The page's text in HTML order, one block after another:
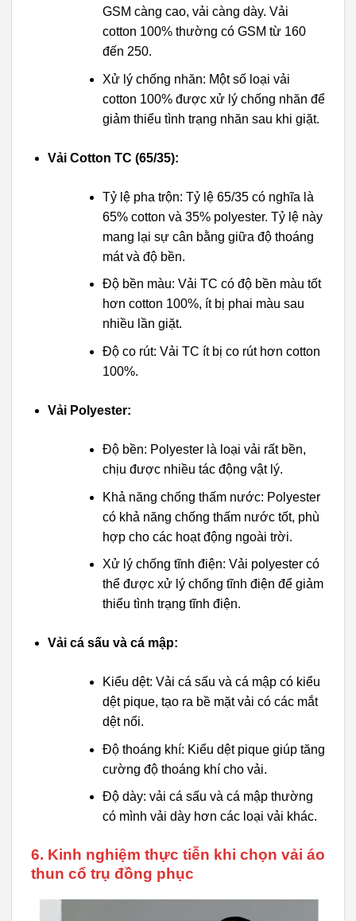
GSM càng cao, vải càng dày. Vải
cotton 100% thường có GSM từ 160
đến 250.
Xử lý chống nhăn: Một số loại vải
cotton 100% được xử lý chống nhăn để
giảm thiểu tình trạng nhăn sau khi giặt.
Vải Cotton TC (65/35):
Tỷ lệ pha trộn: Tỷ lệ 65/35 có nghĩa là
65% cotton và 35% polyester. Tỷ lệ này
mang lại sự cân bằng giữa độ thoáng
mát và độ bền.
Độ bền màu: Vải TC có độ bền màu tốt
hơn cotton 100%, ít bị phai màu sau
nhiều lần giặt.
Độ co rút: Vải TC ít bị co rút hơn cotton
100%.
Vải Polyester:
Độ bền: Polyester là loại vải rất bền,
chịu được nhiều tác động vật lý.
Khả năng chống thấm nước: Polyester
có khả năng chống thấm nước tốt, phù
hợp cho các hoạt động ngoài trời.
Xử lý chống tĩnh điện: Vải polyester có
thể được xử lý chống tĩnh điện để giảm
thiểu tình trạng tĩnh điện.
Vải cá sấu và cá mập:
Kiểu dệt: Vải cá sấu và cá mập có kiểu
dệt pique, tạo ra bề mặt vải có các mắt
dệt nổi.
Độ thoáng khí: Kiểu dệt pique giúp tăng
cường độ thoáng khí cho vải.
Độ dày: vải cá sấu và cá mập thường
có mình vải dày hơn các loại vải khác.
6. Kinh nghiệm thực tiễn khi chọn vải áo
thun cổ trụ đồng phục